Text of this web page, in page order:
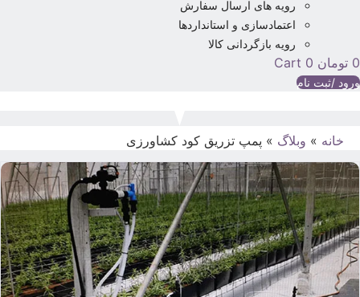
رویه های ارسال سفارش
اعتمادسازی و استانداردها
رویه بازگردانی کالا
0 تومان 0
Cart
ورود /ثبت نام
خانه » وبلاگ » پمپ تزریق کود کشاورزی